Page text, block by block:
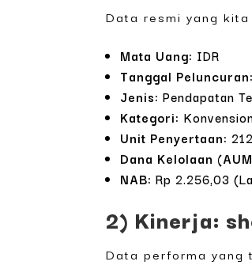
Data resmi yang
Mata Uang: IDR
Tanggal Peluncuran:
Jenis: Pendapatan
Kategori:
Unit Penyertaan:
Dana Kelolaan
NAB: Rp 2.256,03
2) Kinerja:
Data performa